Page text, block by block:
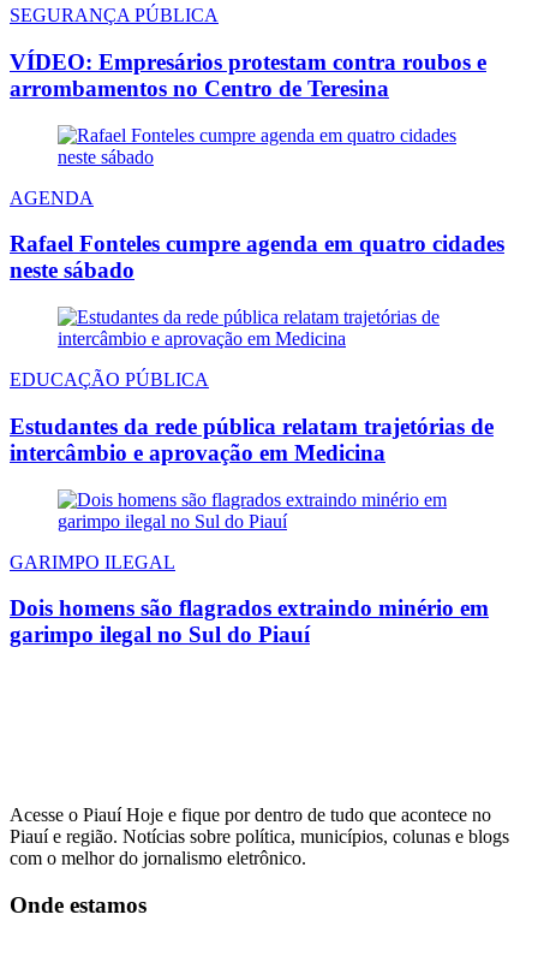
SEGURANÇA PÚBLICA
VÍDEO: Empresários protestam contra roubos e
arrombamentos no Centro de Teresina
AGENDA
Rafael Fonteles cumpre agenda em quatro cidades
neste sábado
EDUCAÇÃO PÚBLICA
Estudantes da rede pública relatam trajetórias de
intercâmbio e aprovação em Medicina
GARIMPO ILEGAL
Dois homens são flagrados extraindo minério em
garimpo ilegal no Sul do Piauí
Acesse o Piauí Hoje e fique por dentro de tudo que acontece no
Piauí e região. Notícias sobre política, municípios, colunas e blogs
com o melhor do jornalismo eletrônico.
Onde estamos